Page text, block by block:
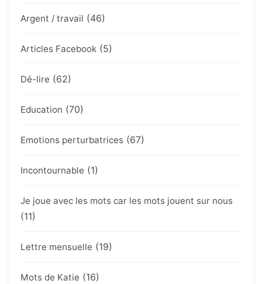
Argent / travail (46)
Articles Facebook (5)
Dé-lire (62)
Education (70)
Emotions perturbatrices (67)
Incontournable (1)
Je joue avec les mots car les mots jouent sur nous
(11)
Lettre mensuelle (19)
Mots de Katie (16)